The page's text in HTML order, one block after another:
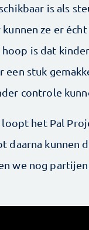
is als
kunnen ze er
is dat
een stuk
controle
het Pal
daarna kunnen
we nog